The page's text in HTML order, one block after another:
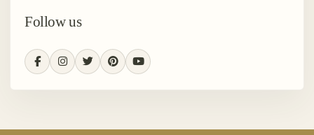
Follow us